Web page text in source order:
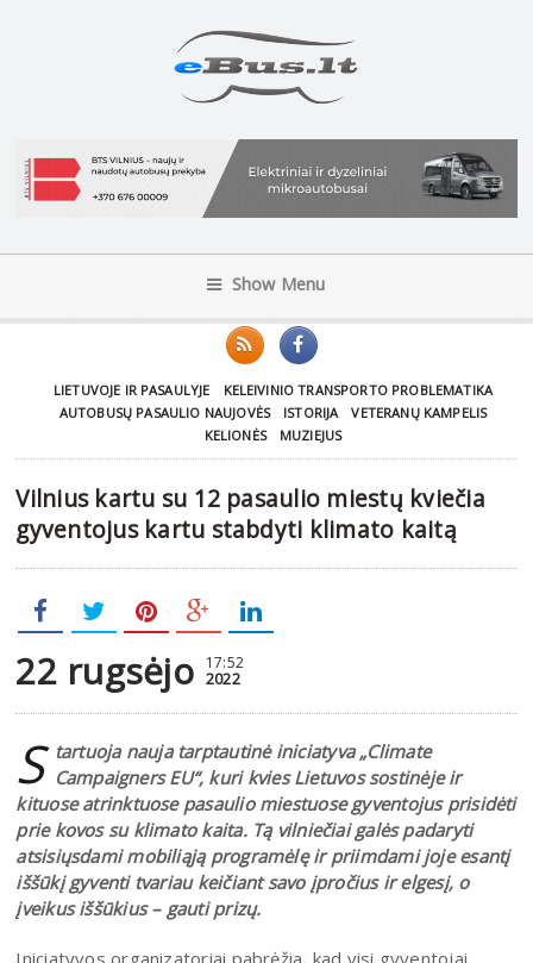
Show Menu
LIETUVOJE IR PASAULYJE
KELEIVINIO TRANSPORTO PROBLEMATIKA
AUTOBUSŲ PASAULIO NAUJOVĖS
ISTORIJA
VETERANŲ KAMPELIS
KELIONĖS
MUZIEJUS
Vilnius kartu su 12 pasaulio miestų kviečia
gyventojus kartu stabdyti klimato kaitą
22 rugsėjo 17:52
2022
S tartuoja nauja tarptautinė iniciatyva „Climate
Campaigners EU“, kuri kvies Lietuvos sostinėje ir
kituose atrinktuose pasaulio miestuose gyventojus prisidėti
prie kovos su klimato kaita. Tą vilniečiai galės padaryti
atsisiųsdami mobiliąją programėlę ir priimdami joje esantį
iššūkį gyventi tvariau keičiant savo įpročius ir elgesį, o
įveikus iššūkius – gauti prizų.
Iniciatyvos organizatoriai pabrėžia, kad visi gyventojai